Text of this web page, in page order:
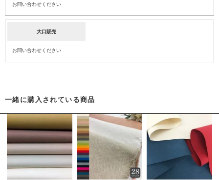
お問い合わせください
大口販売
お問い合わせください
一緒に購入されている商品